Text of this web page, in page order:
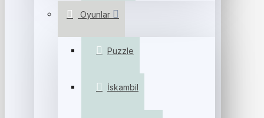
Oyunlar
Puzzle
İskambil